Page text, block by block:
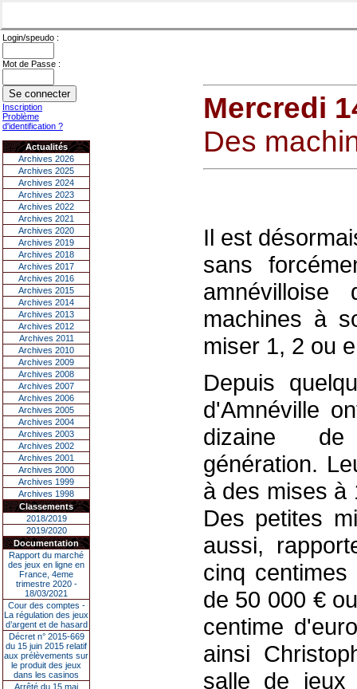
Login/speudo :
Mot de Passe :
Inscription
Problème
d'identification ?
Actualités
Archives 2026
Archives 2025
Archives 2024
Archives 2023
Archives 2022
Archives 2021
Archives 2020
Archives 2019
Archives 2018
Archives 2017
Archives 2016
Archives 2015
Archives 2014
Archives 2013
Archives 2012
Archives 2011
Archives 2010
Archives 2009
Archives 2008
Archives 2007
Archives 2006
Archives 2005
Archives 2004
Archives 2003
Archives 2002
Archives 2001
Archives 2000
Archives 1999
Archives 1998
Classements
2018/2019
2019/2020
Documentation
Rapport du marché
des jeux en ligne en
France, 4eme
trimestre 2020 -
18/03/2021
Cour des comptes -
La régulation des jeux
d’argent et de hasard
Décret n° 2015-669
du 15 juin 2015 relatif
aux prélèvements sur
le produit des jeux
dans les casinos
Arrêté du 15 mai
Mercredi
Des
Il est
sans
machines à
miser 1, 2 ou
Depuis
d'Amnéville
dizaine de
génération.
à des mises à
Des petites
aussi,
cinq
de 50 000 €
centime
ainsi
salle de jeux